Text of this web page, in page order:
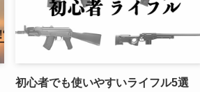
初心者でも使いやすいライフル5選